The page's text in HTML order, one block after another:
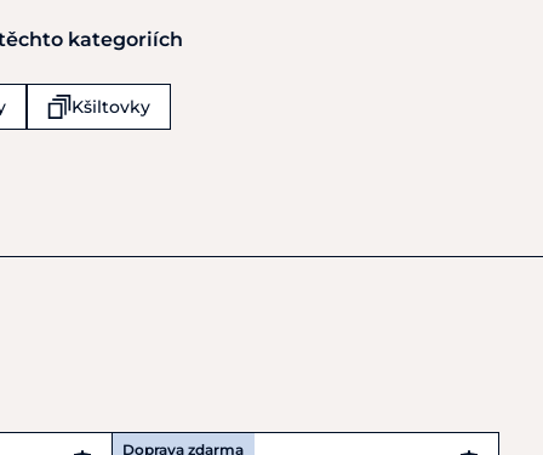
kategoriích
Kšiltovky
Doprava zdarma